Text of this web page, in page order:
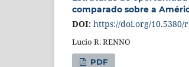
comparado sobre a
DOI: https://doi.org/10.5380/
Lucio R. RENNO
PDF